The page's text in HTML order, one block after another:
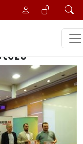
priznanja